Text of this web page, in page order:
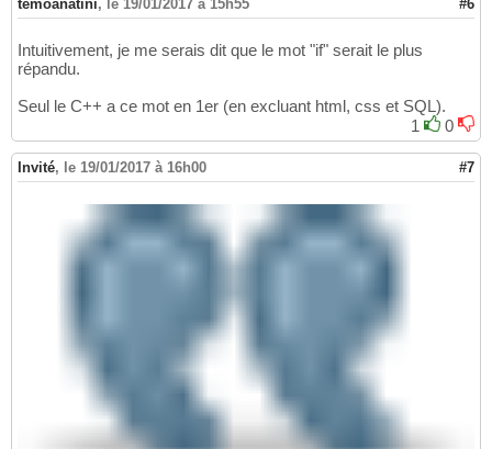
temoanatini, le 19/01/2017 à 15h55 #6
Intuitivement, je me serais dit que le mot "if" serait le plus
répandu.
Seul le C++ a ce mot en 1er (en excluant html, css et SQL).
1
0
Invité, le 19/01/2017 à 16h00 #7